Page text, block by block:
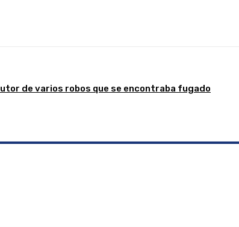
de varios robos que se encontraba fugado